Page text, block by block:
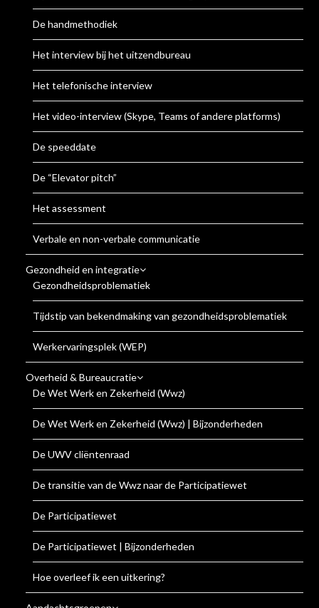
De handmethodiek
Het interview bij het uitzendbureau
Het telefonische interview
Het video-interview (Skype, Teams of andere platforms)
De speeddate
De “Elevator pitch”
Het assessment
Verbale en non-verbale communicatie
Gezondheid en integratie
Gezondheidsproblematiek
Tijdstip van bekendmaking van gezondheidsproblematiek
Werkervaringsplek (WEP)
Overheid & Bureaucratie
De Wet Werk en Zekerheid (Wwz)
De Wet Werk en Zekerheid (Wwz) | Bijzonderheden
De UWV cliëntenraad
De transitie van de Wwz naar de Participatiewet
De Participatiewet
De Participatiewet | Bijzonderheden
Hoe overleef ik een uitkering?